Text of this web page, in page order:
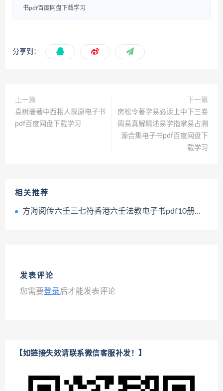
书pdf百度网盘下载学习
分享到：
上一篇
袁树珊著中西相人探原电子书
pdf百度网盘下载学习
下一篇
房松令著学易必读上中下三卷
周易真解精述易学指掌易占溯
源合集电子书pdf百度网盘下
载学习
相关推荐
方海阅传六壬三七符香港六壬法教电子书pdf10册合集百度网盘下载学习
发表评论
您需要登录后才能发表评论
【如链接失效请联系微信客服补发！】